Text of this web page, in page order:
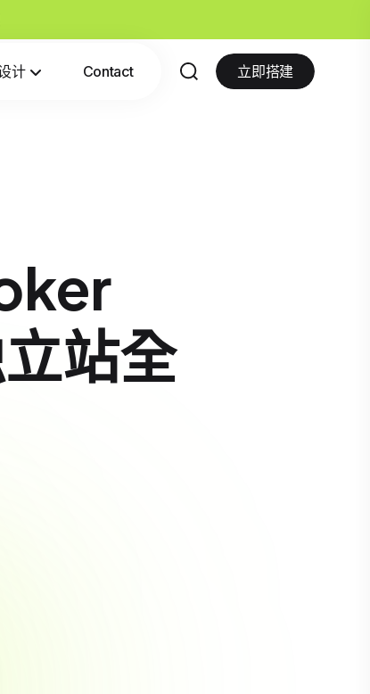
计 Contact 立即搭建
站全